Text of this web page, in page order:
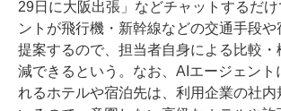
29日に大阪出張」などチャットするだ
ントが飛行機・新幹線などの交通手段
提案するので、担当者自身による比較・
減できるという。なお、AIエージェント
れるホテルや宿泊先は、利用企業の社内